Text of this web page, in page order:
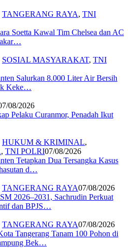
TANGERANG RAYA, TNI
Soetta Kawal Tim Chelsea dan AC
SOSIAL MASYARAKAT, TNI
Salurkan 8.000 Liter Air Bersih
Keke…
08/2026
Pelaku Curanmor, Penadah Ikut
HUKUM & KRIMINAL,
, TNI POLRI07/08/2026
Tetapkan Dua Tersangka Kasus
d…
TANGERANG RAYA07/08/2026
2026–2031, Sachrudin Perkuat
dan BPJS…
TANGERANG RAYA07/08/2026
Tangerang Tanam 100 Pohon di
Bek…